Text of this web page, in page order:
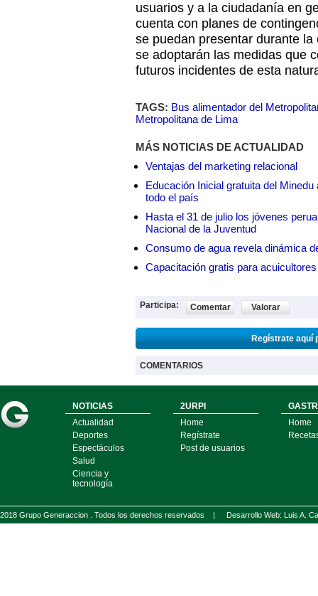
usuarios y a la ciudadanía en
cuenta con planes de
se puedan presentar durante
se adoptarán las medidas que
futuros incidentes de esta
TAGS: Bus alimentador del
Metropolitana de Lima
MÁS NOTICIAS DE ACTUALIDAD
Ventajas del marketing relacional
Educación Inicial gratuita del
todo el país
Hasta el 31 de julio los jóvenes
Nacional de la Juventud
Consumo de agua revela dinámica
Capacitación gratis para
Participa: Comentar Valorar
Regístrate aquí
COMENTARIOS
NOTICIAS
Actualidad
Deportes
Espectáculos
Salud
Ciencia y
tecnología
2URPI
Home
Regístrate
Post de usuarios
Home
2018 Grupo Generaccion . Todos los derechos reservados | Desarrollo Web: Luis